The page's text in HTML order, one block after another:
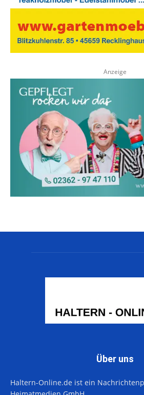
Über uns
Haltern-Online.de ist ein